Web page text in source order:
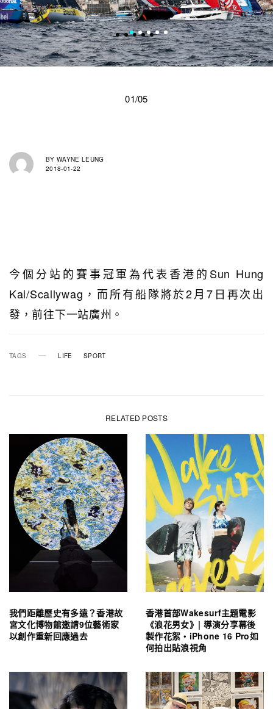
01/05
BY WAYNE LEUNG
2018-01-22
今個分站的賽事冠軍為代表香港的Sun Hung
Kai/Scallywag，而所有船隊將於2月7日再次出
發，前往下一站廣州。
TAGS LIFE SPORT
RELATED POSTS
我們距離歷史有多遠？香港故
宮文化博物館邀請9位藝術家
以創作重新回應過去
香港首部Wakesurf主題電影
《浪花男女》| 導演分享幕後
製作花絮・iPhone 16 Pro如
何拍出貼浪視角